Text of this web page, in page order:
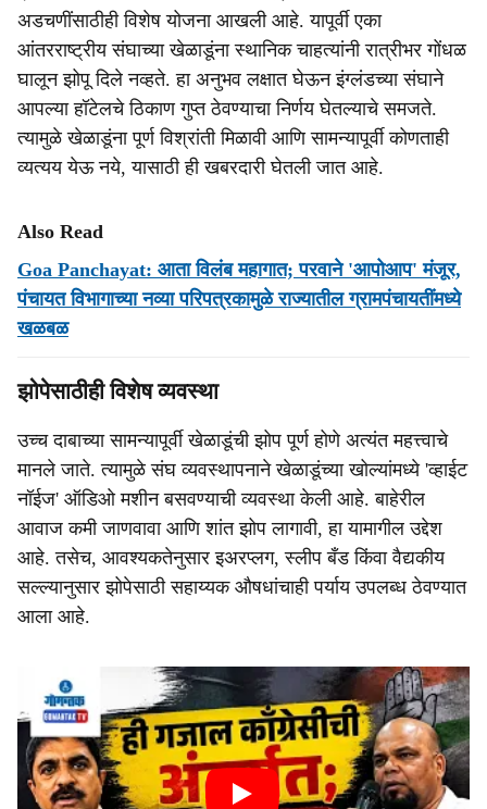
अडचणींसाठीही विशेष योजना आखली आहे. यापूर्वी एका
आंतरराष्ट्रीय संघाच्या खेळाडूंना स्थानिक चाहत्यांनी रात्रीभर गोंधळ
घालून झोपू दिले नव्हते. हा अनुभव लक्षात घेऊन इंग्लंडच्या संघाने
आपल्या हॉटेलचे ठिकाण गुप्त ठेवण्याचा निर्णय घेतल्याचे समजते.
त्यामुळे खेळाडूंना पूर्ण विश्रांती मिळावी आणि सामन्यापूर्वी कोणताही
व्यत्यय येऊ नये, यासाठी ही खबरदारी घेतली जात आहे.
Also Read
Goa Panchayat: आता विलंब महागात; परवाने 'आपोआप' मंजूर,
पंचायत विभागाच्या नव्या परिपत्रकामुळे राज्यातील ग्रामपंचायतींमध्ये
खळबळ
झोपेसाठीही विशेष व्यवस्था
उच्च दाबाच्या सामन्यापूर्वी खेळाडूंची झोप पूर्ण होणे अत्यंत महत्त्वाचे
मानले जाते. त्यामुळे संघ व्यवस्थापनाने खेळाडूंच्या खोल्यांमध्ये 'व्हाईट
नॉईज' ऑडिओ मशीन बसवण्याची व्यवस्था केली आहे. बाहेरील
आवाज कमी जाणवावा आणि शांत झोप लागावी, हा यामागील उद्देश
आहे. तसेच, आवश्यकतेनुसार इअरप्लग, स्लीप बँड किंवा वैद्यकीय
सल्ल्यानुसार झोपेसाठी सहाय्यक औषधांचाही पर्याय उपलब्ध ठेवण्यात
आला आहे.